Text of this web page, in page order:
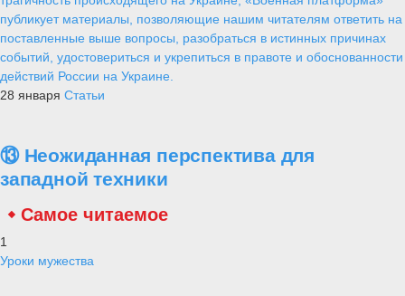
публикует материалы, позволяющие нашим читателям ответить на
поставленные выше вопросы, разобраться в истинных причинах
событий, удостовериться и укрепиться в правоте и обоснованности
действий России на Украине.
28 января Статьи
⑬ Неожиданная перспектива для
западной техники
Самое читаемое
1
Уроки мужества